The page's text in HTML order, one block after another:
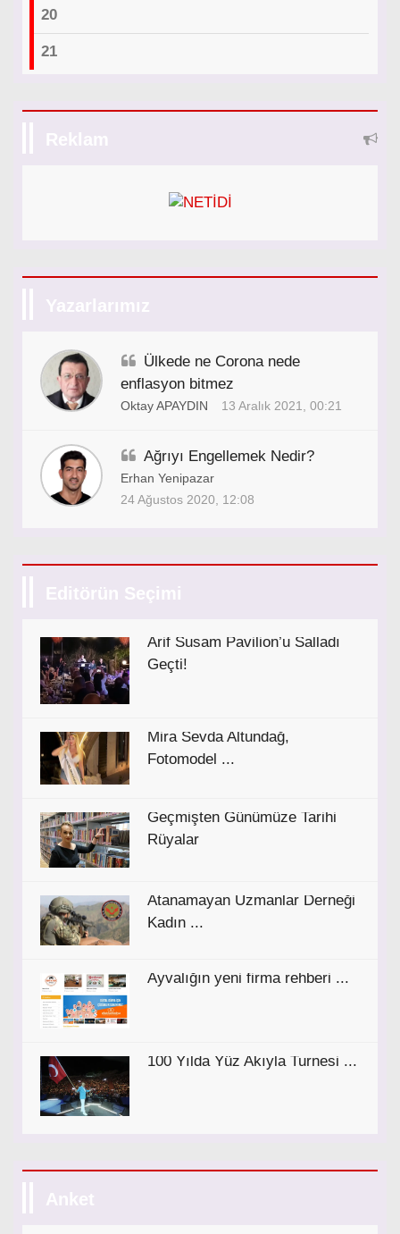
20
21
Reklam
Yazarlarımız
Ülkede ne Corona nede
enflasyon bitmez
Oktay APAYDIN 13 Aralık 2021, 00:21
Ağrıyı Engellemek Nedir?
Erhan Yenipazar
24 Ağustos 2020, 12:08
Editörün Seçimi
Arif Susam Pavilion’u Salladı
Geçti!
Mira Sevda Altundağ,
Fotomodel ...
Geçmişten Günümüze Tarihi
Rüyalar
Atanamayan Uzmanlar Derneği
Kadın ...
Ayvalığın yeni firma rehberi ...
100 Yılda Yüz Akıyla Turnesi ...
Anket